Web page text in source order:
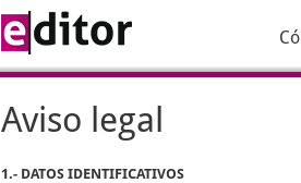
Aviso legal
1.- DATOS IDENTIFICATIVOS